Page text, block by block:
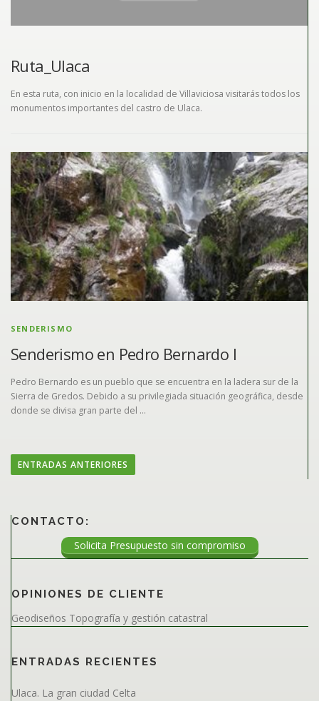
Ruta_Ulaca
En esta ruta, con inicio en la localidad de Villaviciosa visitarás todos los
monumentos importantes del castro de Ulaca.
SENDERISMO
Senderismo en Pedro Bernardo I
Pedro Bernardo es un pueblo que se encuentra en la ladera sur de la
Sierra de Gredos. Debido a su privilegiada situación geográfica, desde
donde se divisa gran parte del …
a
g
c
ó
n
d
e
n
ENTRADAS ANTERIORES
CONTACTO:
Solicita Presupuesto sin compromiso
OPINIONES DE CLIENTE
Geodiseños Topografía y gestión catastral
ENTRADAS RECIENTES
Ulaca. La gran ciudad Celta